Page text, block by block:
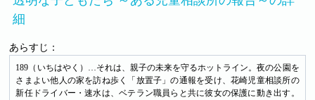
細
あらすじ：
189（いちはやく）…それは、親子の未来を守るホットライン。夜の公園を
さまよい他人の家を訪ね歩く「放置子」の通報を受け、花崎児童相談所の
新任ドライバー・速水は、ベテラン職員らと共に彼女の保護に動き出す。